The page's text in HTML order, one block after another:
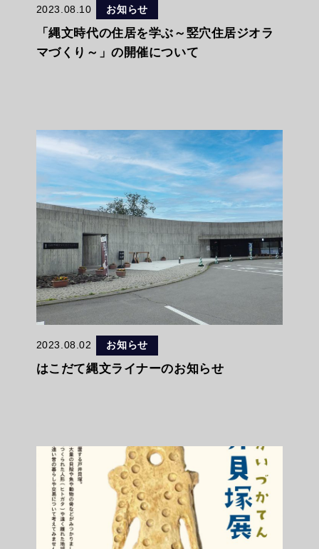
2023.08.10 お知らせ
「縄文時代の住居を学ぶ～竪穴住居ジオラ
マづくり～」の開催について
2023.08.02 お知らせ
はこだて縄文ライナーのお知らせ